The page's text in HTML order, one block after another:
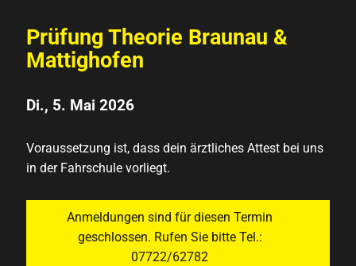
Prüfung Theorie Braunau &
Mattighofen
Di., 5. Mai 2026
Voraussetzung ist, dass dein ärztliches Attest bei uns
in der Fahrschule vorliegt.
Anmeldungen sind für diesen Termin
geschlossen. Rufen Sie bitte Tel.:
07722/62782